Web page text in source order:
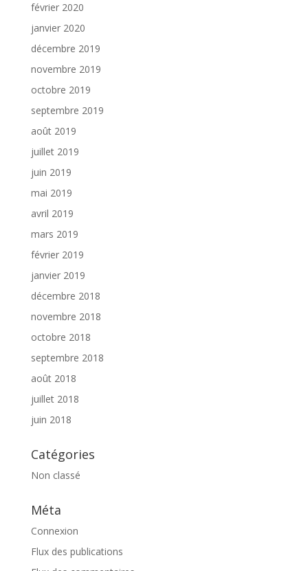
février 2020
janvier 2020
décembre 2019
novembre 2019
octobre 2019
septembre 2019
août 2019
juillet 2019
juin 2019
mai 2019
avril 2019
mars 2019
février 2019
janvier 2019
décembre 2018
novembre 2018
octobre 2018
septembre 2018
août 2018
juillet 2018
juin 2018
Catégories
Non classé
Méta
Connexion
Flux des publications